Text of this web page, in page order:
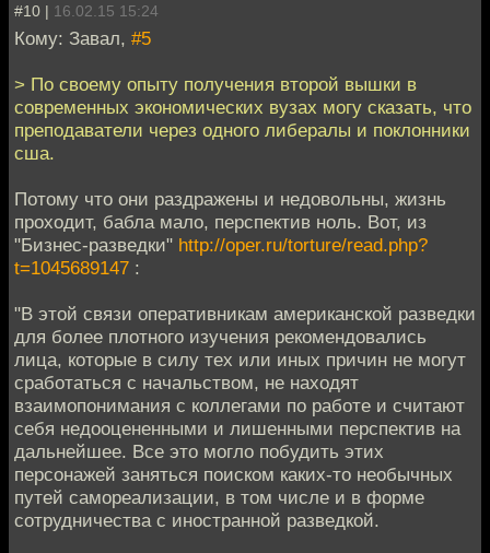
#10 | 16.02.15 15:24
Кому: Завал, #5
> По своему опыту получения второй вышки в
современных экономических вузах могу сказать, что
преподаватели через одного либералы и поклонники
сша.
Потому что они раздражены и недовольны, жизнь
проходит, бабла мало, перспектив ноль. Вот, из
"Бизнес-разведки" http://oper.ru/torture/read.php?
t=1045689147 :
"В этой связи оперативникам американской разведки
для более плотного изучения рекомендовались
лица, которые в силу тех или иных причин не могут
сработаться с начальством, не находят
взаимопонимания с коллегами по работе и считают
себя недооцененными и лишенными перспектив на
дальнейшее. Все это могло побудить этих
персонажей заняться поиском каких-то необычных
путей самореализации, в том числе и в форме
сотрудничества с иностранной разведкой.